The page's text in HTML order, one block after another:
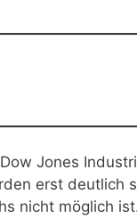
Jones
erst deutlich
nicht möglich